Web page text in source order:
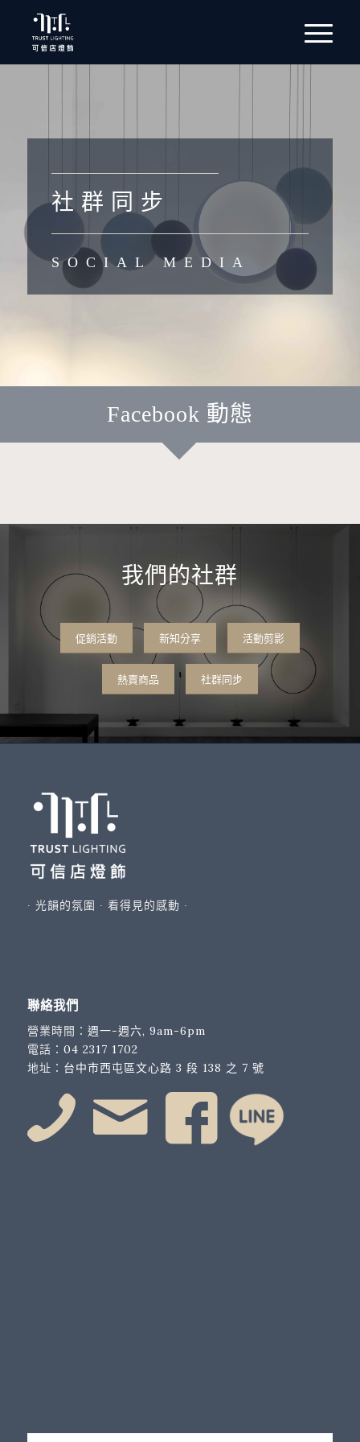
社 群 同 步
SOCIAL MEDIA
Facebook 動態
我們的社群
促銷活動 新知分享 活動剪影
熱賣商品 社群同步
∙ 光韻的氛圍 ∙ 看得見的感動 ∙
聯絡我們
營業時間： 週一-週六, 9am-6pm
電話： 04 2317 1702
地址： 台中市西屯區文心路 3 段 138 之 7 號